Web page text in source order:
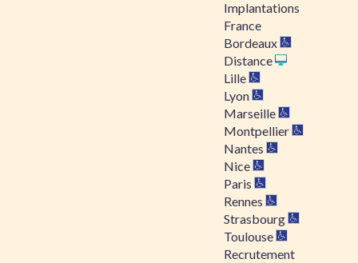
Implantations
France
Bordeaux
Distance
Lille
Lyon
Marseille
Montpellier
Nantes
Nice
Paris
Rennes
Strasbourg
Toulouse
Recrutement